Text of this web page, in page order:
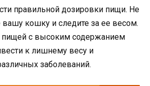
правильной дозировки пищи. Не
вашу кошку и следите за ее весом.
пищей с высоким содержанием
к лишнему весу и
заболеваний.